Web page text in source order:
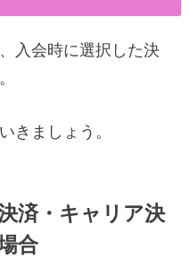
入会時に選択した決
きましょう。
済・キャリア決
合